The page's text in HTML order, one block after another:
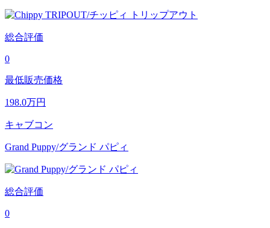
総合評価
0
最低販売価格
198.0万円
キャブコン
Grand Puppy/グランド パピィ
総合評価
0